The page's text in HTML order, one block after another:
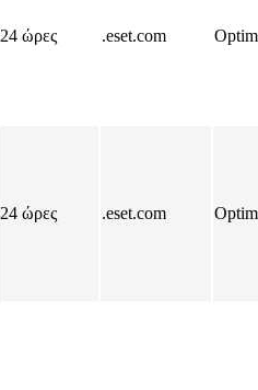
24 ώρες .eset.com
24 ώρες .eset.com